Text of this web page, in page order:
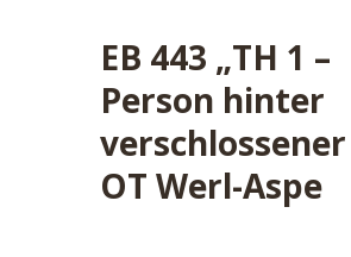
EB 443 „TH 1 –
Person hinter
OT Werl-Aspe